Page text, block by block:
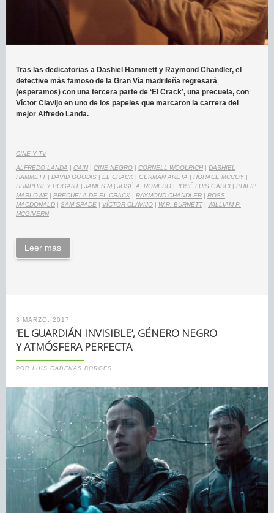
Tras las dedicatorias a Dashiel Hammett y Raymond Chandler, el
detective más famoso de la Gran Vía madrileña regresará
(esperamos) con una tercera parte de ‘El Crack’, una precuela, con
Víctor Clavijo en uno de los papeles que marcaron la carrera del
mejor Alfredo Landa.
CINE Y TV
ALFREDO LANDA | CAIN | CINE NEGRO | CORNELL WOOLRICH | DASHIEL
HAMMETT| DAVID GOODIS | EL CRACK | GERMÁN ARETA | HORACE MCCOY |
HUMPHREY BOGART| JAMES M | JOSÉ A. ROMERO | JOSÉ LUIS GARCI | PHILIP
MARLOWE | PRECUELA DE EL CRACK | RAYMOND CHANDLER | ROSS
MACDONALD | SAM SPADE | VÍCTOR CLAVIJO | W.R. BURNETT| WILLIAM P.
MCGIVERN
Leer más
3 MARZO, 2017
‘EL GUARDIÁN INVISIBLE’, GÉNERO NEGRO
Y ATMÓSFERA PERFECTA
POR LUIS CADENAS BORGES